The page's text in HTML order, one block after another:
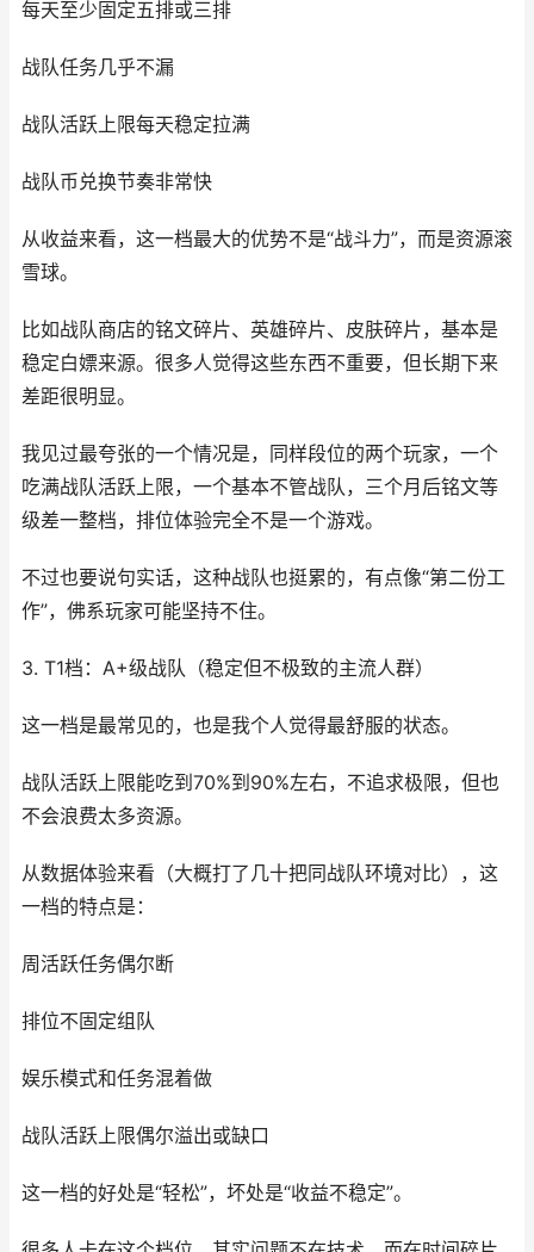
每天至少固定五排或三排
战队任务几乎不漏
战队活跃上限每天稳定拉满
战队币兑换节奏非常快
从收益来看，这一档最大的优势不是“战斗力”，而是资源滚
雪球。
比如战队商店的铭文碎片、英雄碎片、皮肤碎片，基本是
稳定白嫖来源。很多人觉得这些东西不重要，但长期下来
差距很明显。
我见过最夸张的一个情况是，同样段位的两个玩家，一个
吃满战队活跃上限，一个基本不管战队，三个月后铭文等
级差一整档，排位体验完全不是一个游戏。
不过也要说句实话，这种战队也挺累的，有点像“第二份工
作”，佛系玩家可能坚持不住。
3. T1档：A+级战队（稳定但不极致的主流人群）
这一档是最常见的，也是我个人觉得最舒服的状态。
战队活跃上限能吃到70%到90%左右，不追求极限，但也
不会浪费太多资源。
从数据体验来看（大概打了几十把同战队环境对比），这
一档的特点是：
周活跃任务偶尔断
排位不固定组队
娱乐模式和任务混着做
战队活跃上限偶尔溢出或缺口
这一档的好处是“轻松”，坏处是“收益不稳定”。